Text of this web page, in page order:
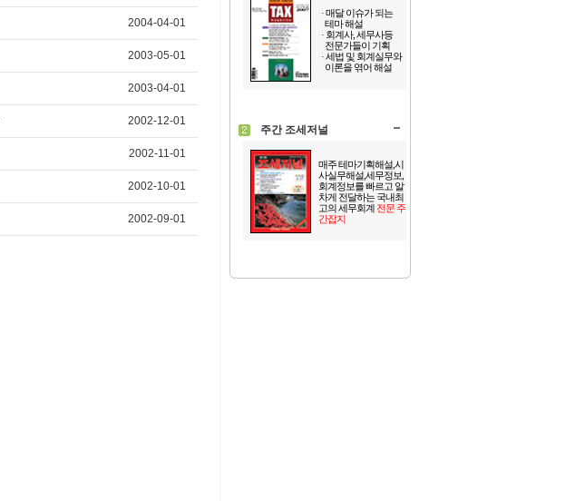
2004-04-01
2003-05-01
2003-04-01
2002-12-01
2002-11-01
2002-10-01
2002-09-01
· 매달 이슈가 되는
테마 해설
· 회계사, 세무사등
전문가들이 기획
· 세법 및 회계실무와
이론을 엮어 해설
주간 조세저널
매주 테마기획해설,시
사실무해설,세무정보,
회계정보를 빠르고 알
차게 전달하는 국내최
고의 세무회계 전문 주
간잡지